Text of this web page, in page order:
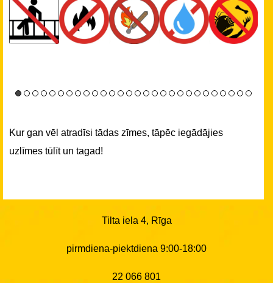
Kur gan vēl atradīsi tādas zīmes, tāpēc iegādājies
uzlīmes tūlīt un tagad!
Tilta iela 4, Rīga
pirmdiena-piektdiena 9:00-18:00
22 066 801